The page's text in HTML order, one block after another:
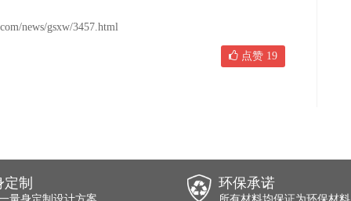
news/gsxw/3457.html
点赞 19
制 环保承诺